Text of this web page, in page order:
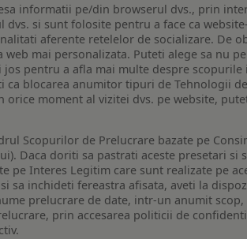
informatii pe/din browserul dvs., prin
si sunt folosite pentru a face ca
aferente retelelor de socializare. De
mai personalizata. Puteti alege sa nu
pentru a afla mai multe despre
ca blocarea anumitor tipuri de Tehnologii
orice moment al vizitei dvs. pe website,
Scopurilor de Prelucrare bazate pe
Daca doriti sa pastrati aceste presetari si
pe Interes Legitim care sunt realizate pe
sa inchideti fereastra afisata, aveti la
prelucrare de date, intr-un anumit
prin accesarea politicii de